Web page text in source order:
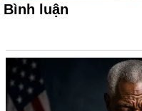
Bình luận